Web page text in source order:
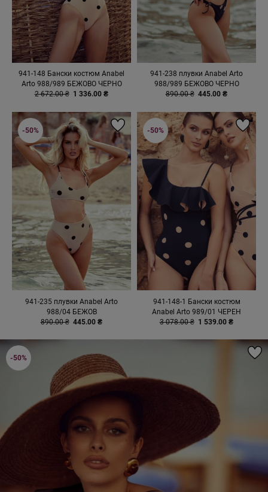
941-148 Бански костюм Anabel
Arto 988/989 БЕЖОВО ЧЕРНО
2 672.00 ₴ 1 336.00 ₴
941-238 плувки Anabel Arto
988/989 БЕЖОВО ЧЕРНО
890.00 ₴ 445.00 ₴
941-235 плувки Anabel Arto
988/04 БЕЖОВ
890.00 ₴ 445.00 ₴
-50%
941-148-1 Бански костюм
Anabel Arto 989/01 ЧЕРЕН
3 078.00 ₴ 1 539.00 ₴
-50%
-50%